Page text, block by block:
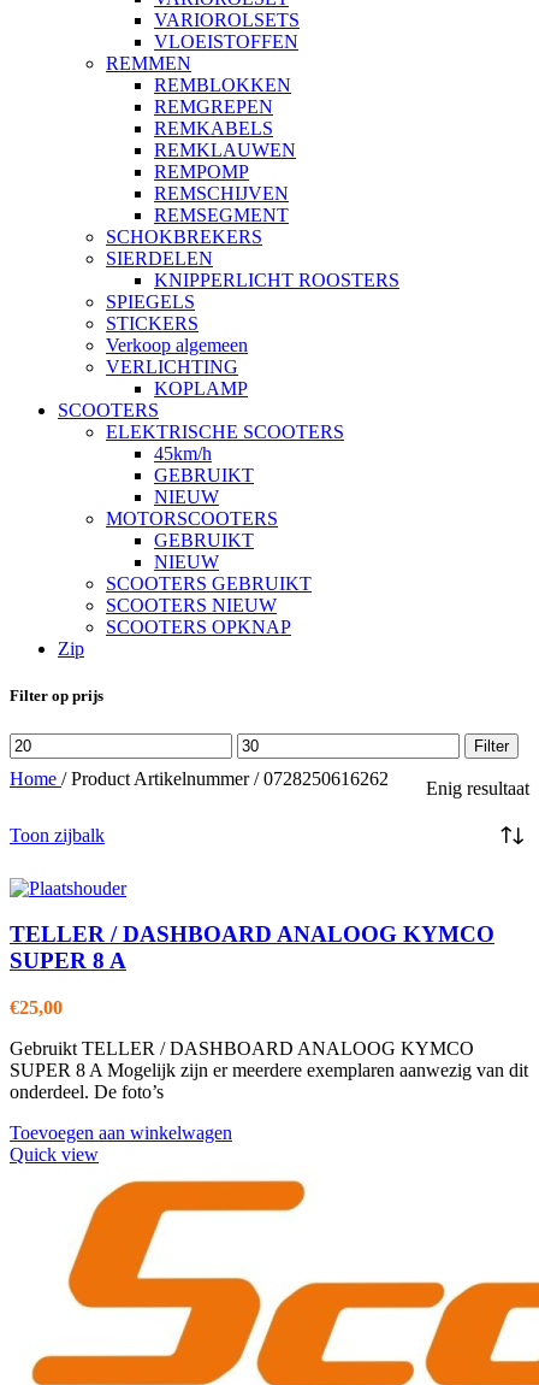
VARIOROLSETS
VLOEISTOFFEN
REMMEN
REMBLOKKEN
REMGREPEN
REMKABELS
REMKLAUWEN
REMPOMP
REMSCHIJVEN
REMSEGMENT
SCHOKBREKERS
SIERDELEN
KNIPPERLICHT ROOSTERS
SPIEGELS
STICKERS
Verkoop algemeen
VERLICHTING
KOPLAMP
SCOOTERS
ELEKTRISCHE SCOOTERS
45km/h
GEBRUIKT
NIEUW
MOTORSCOOTERS
GEBRUIKT
NIEUW
SCOOTERS GEBRUIKT
SCOOTERS NIEUW
SCOOTERS OPKNAP
Zip
Filter op prijs
Min.
prijs
Max.
prijs
Filter
Home / Product Artikelnummer/ 0728250616262 Enig resultaat
Toon zijbalk
TELLER / DASHBOARD ANALOOG KYMCO
SUPER 8 A
€25,00
Gebruikt TELLER / DASHBOARD ANALOOG KYMCO
SUPER 8 A Mogelijk zijn er meerdere exemplaren aanwezig van dit
onderdeel. De foto’s
Toevoegen aan winkelwagen
Quick view